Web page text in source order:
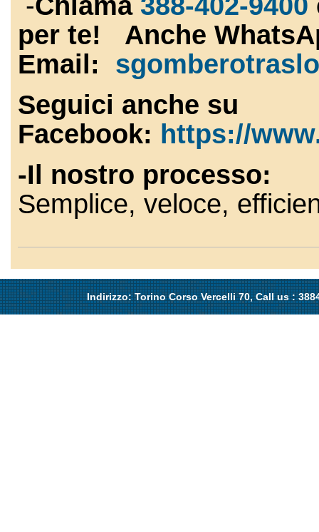
per te! Anche
Email:
Seguici anche su
Facebook: https://
-Il nostro processo:
Semplice, veloce,
Indirizzo: Torino Corso Vercelli 70, Call us :